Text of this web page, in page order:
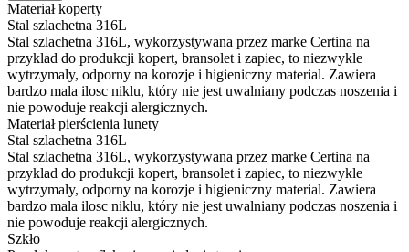
Materiał koperty
Stal szlachetna 316L
Stal szlachetna 316L, wykorzystywana przez marke Certina na
przyklad do produkcji kopert, bransolet i zapiec, to niezwykle
wytrzymaly, odporny na korozje i higieniczny material. Zawiera
bardzo mala ilosc niklu, który nie jest uwalniany podczas noszenia i
nie powoduje reakcji alergicznych.
Materiał pierścienia lunety
Stal szlachetna 316L
Stal szlachetna 316L, wykorzystywana przez marke Certina na
przyklad do produkcji kopert, bransolet i zapiec, to niezwykle
wytrzymaly, odporny na korozje i higieniczny material. Zawiera
bardzo mala ilosc niklu, który nie jest uwalniany podczas noszenia i
nie powoduje reakcji alergicznych.
Szkło